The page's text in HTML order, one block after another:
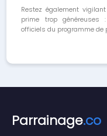
Restez également
prime trop généreuses
officiels du programme de
Parrainage.co